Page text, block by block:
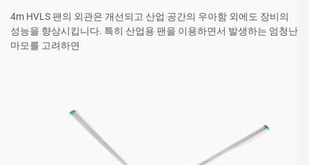
4m HVLS 팬의 외관은 개선되고 산업 공간의 우아함 외에도 장비의
성능을 향상시킵니다. 특히 산업용 팬을 이용하면서 발생하는 엄청난
마모를 고려하면